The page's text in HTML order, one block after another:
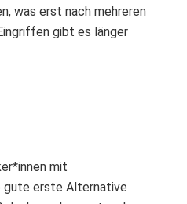
was erst nach mehreren
gibt es länger
mit
gute erste Alternative